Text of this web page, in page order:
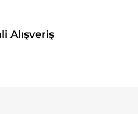
Alışveriş